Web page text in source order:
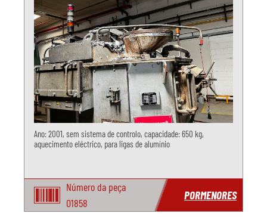
Ano: 2001, sem sistema de controlo, capacidade: 650 kg,
aquecimento eléctrico, para ligas de alumínio
Número da peça
O1858
PORMENORES